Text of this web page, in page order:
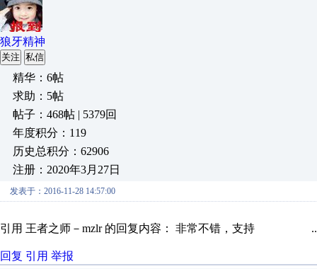
狼牙精神
关注 私信
精华：6帖
求助：5帖
帖子：468帖 | 5379回
年度积分：119
历史总积分：62906
注册：2020年3月27日
发表于：2016-11-28 14:57:00
引用 王者之师－mzlr 的回复内容： 非常不错，支持
回复 引用 举报